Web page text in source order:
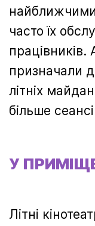
найближчими
часто їх
призначали
літніх
більше
У
Літні